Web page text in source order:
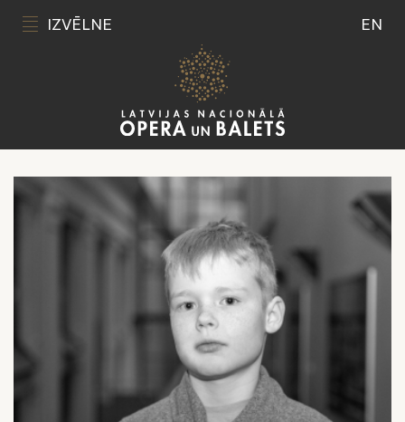
IZVĒLNE EN